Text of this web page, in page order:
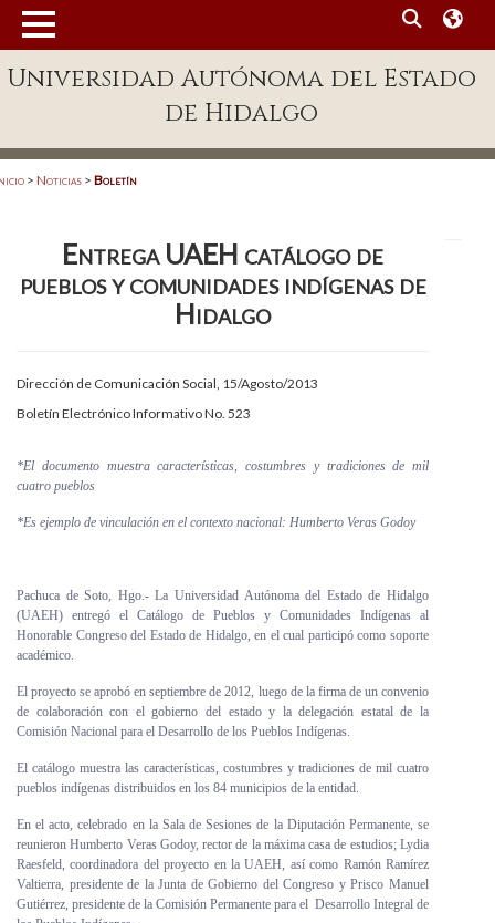
Enlaces
Patronato
Acreditación Internacional
Aspirantes
Personal
Visitantes
Universidad Autónoma del Estado
de Hidalgo
> Noticias > Boletín
Entrega UAEH catálogo de
pueblos y comunidades indígenas de
Hidalgo
Dirección de Comunicación Social, 15/Agosto/2013
Boletín Electrónico Informativo No. 523
*El documento muestra características, costumbres y tradiciones de mil
cuatro pueblos
*Es ejemplo de vinculación en el contexto nacional: Humberto Veras Godoy
Pachuca de Soto, Hgo.- La Universidad Autónoma del Estado de Hidalgo
(UAEH) entregó el Catálogo de Pueblos y Comunidades Indígenas al
Honorable Congreso del Estado de Hidalgo, en el cual participó como soporte
académico.
El proyecto se aprobó en septiembre de 2012, luego de la firma de un convenio
de colaboración con el gobierno del estado y la delegación estatal de la
Comisión Nacional para el Desarrollo de los Pueblos Indígenas.
El catálogo muestra las características, costumbres y tradiciones de mil cuatro
pueblos indígenas distribuidos en los 84 municipios de la entidad.
En el acto, celebrado en la Sala de Sesiones de la Diputación Permanente, se
reunieron Humberto Veras Godoy, rector de la máxima casa de estudios; Lydia
Raesfeld, coordinadora del proyecto en la UAEH, así como Ramón Ramírez
Valtierra, presidente de la Junta de Gobierno del Congreso y Prisco Manuel
Gutiérrez, presidente de la Comisión Permanente para el Desarrollo Integral de